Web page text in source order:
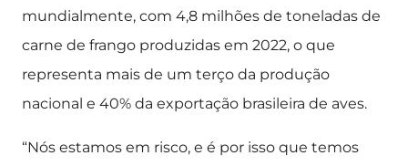
mundialmente, com 4,8 milhões de toneladas de
carne de frango produzidas em 2022, o que
representa mais de um terço da produção
nacional e 40% da exportação brasileira de aves.
“Nós estamos em risco, e é por isso que temos